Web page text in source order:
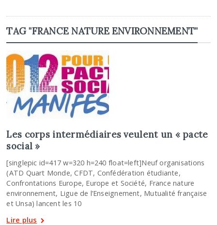
TAG "FRANCE NATURE ENVIRONNEMENT"
Les corps intermédiaires veulent un « pacte
social »
[singlepic id=417 w=320 h=240 float=left]Neuf organisations
(ATD Quart Monde, CFDT, Confédération étudiante,
Confrontations Europe, Europe et Société, France nature
environnement, Ligue de l’Enseignement, Mutualité française
et Unsa) lancent les 10
Lire plus